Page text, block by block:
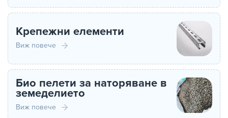
Крепежни елементи
Виж повече
Био пелети за наторяване в
земеделието
Виж повече